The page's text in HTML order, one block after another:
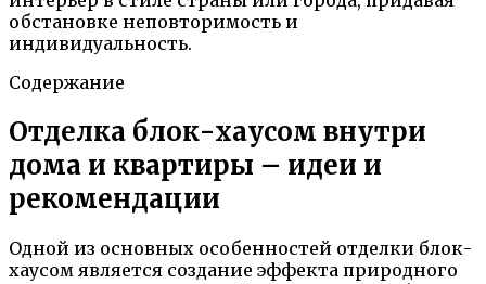
обстановке неповторимость и
индивидуальность.
Содержание
Отделка блок-хаусом внутри
дома и квартиры – идеи и
рекомендации
Одной из основных особенностей отделки блок-
хаусом является создание эффекта природного